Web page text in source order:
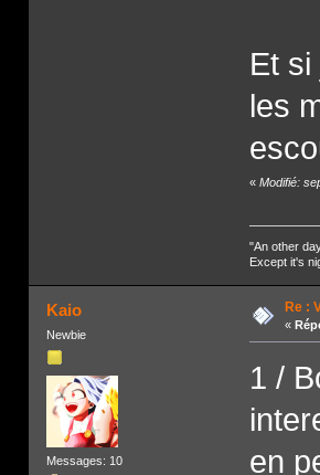
Et si
les
« Modifié:
"An other
Except it's
Kaio
Newbie
Messages: 10
Re :
«
1 /
en